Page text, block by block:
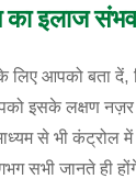
का इलाज
आपको बता दें,
इसके लक्षण
से भी कंट्रोल
सभी जानते ही